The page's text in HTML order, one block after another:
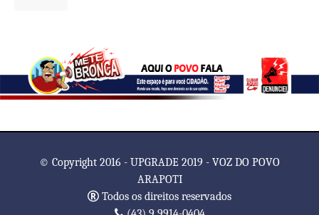
© Copyright 2016 - UPGRADE 2019 - VOZ DO POVO
ARAPOTI
Todos os direitos reservados